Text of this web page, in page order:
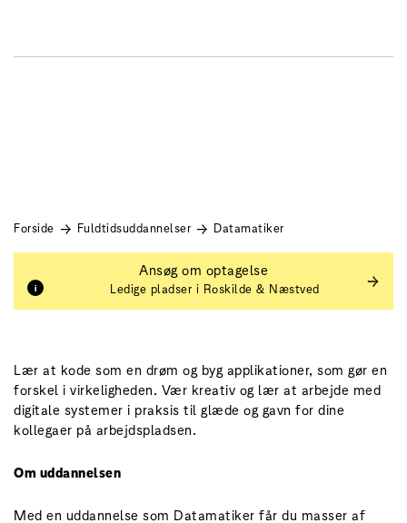
Datamatiker
Forside Fuldtidsuddannelser Datamatiker
Ansøg om optagelse
Ledige pladser i Roskilde & Næstved
Lær at kode som en drøm og byg applikationer, som gør en
forskel i virkeligheden. Vær kreativ og lær at arbejde med
digitale systemer i praksis til glæde og gavn for dine
kollegaer på arbejdspladsen.
Om uddannelsen
Med en uddannelse som Datamatiker får du masser af